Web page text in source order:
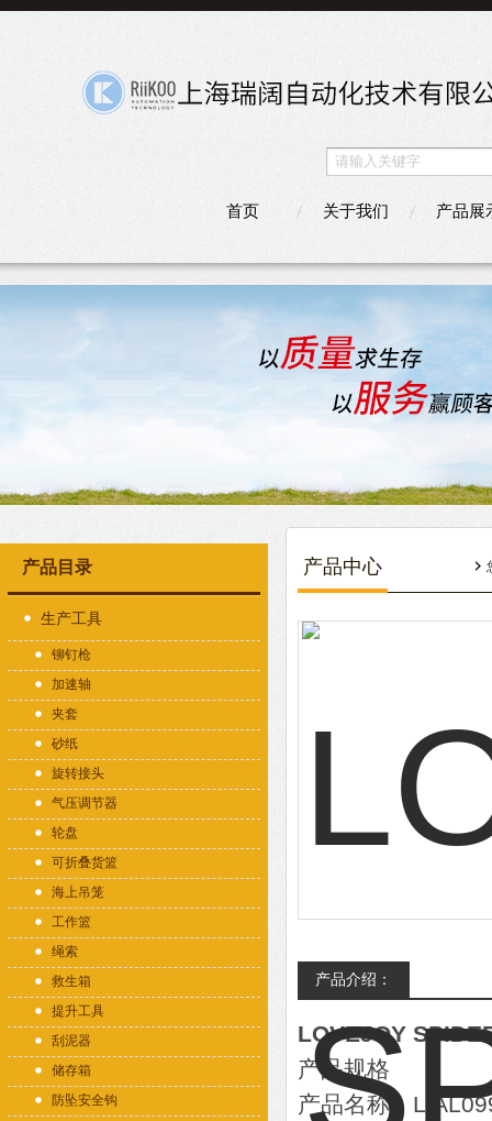
首页 关于我们 产品展
产品目录
生产工具
铆钉枪
加速轴
夹套
砂纸
旋转接头
气压调节器
轮盘
可折叠货篮
海上吊笼
工作篮
绳索
救生箱
提升工具
刮泥器
储存箱
防坠安全钩
产品中心
产品介绍：
LOVEJOY
产品规格
产品名称：L/